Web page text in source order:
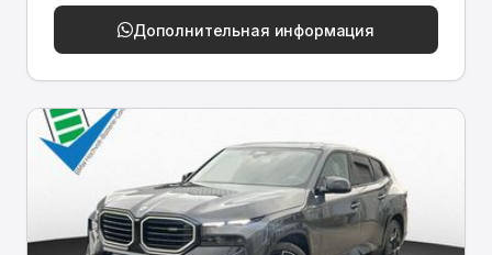
Дополнительная информация